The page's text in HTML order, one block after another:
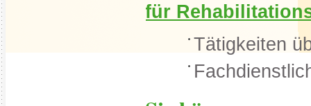
für
Tätigkeiten